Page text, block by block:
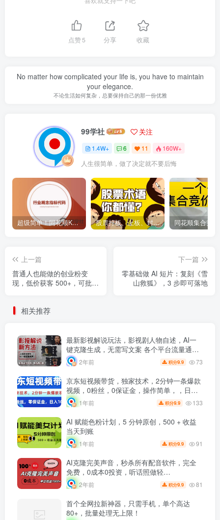
点赞5 分享 收藏
No matter how complicated your life is, you have to maintain
your elegance.
不论生活如何复杂，总要保持自己的那一份优雅
99学社 关注
1.4W+ 6 11 160W+
人生很简单，做了决定就不要后悔
超级简单！同花顺K线界面显示行业概念指标代码图解 股票打板、上板、封板、翘板、炸板是什么意思？炒股你必须懂的暗语！
上一篇
普通人也能做的创业粉变
现，低价获客 500+，可批量
下一篇
零基础做 AI 短片：复刻《雪
山救狐》，3 步即可落地
相关推荐
最新影视解说玩法，影视剧人物自述，AI一
键克隆生成，无需写文案 各个平台流量通
吃，每天轻松两三张
2年前 积分9.9 73
京东短视频带货，独家技术，2分钟一条爆款
视频，0粉丝，0保证金，操作简单，，日入
1000+1年前 积分9.9 133
AI 赋能色粉计划，5 分钟原创，500 + 收益
当天到账
1年前 积分9.9 91
AI克隆完美声音，秒杀所有配音软件，完全
免费，0成本0投资，听话照做轻…
2年前 积分9.9 81
首个全网拉新神器，只需手机，单个高达
80+，批量处理无上限！